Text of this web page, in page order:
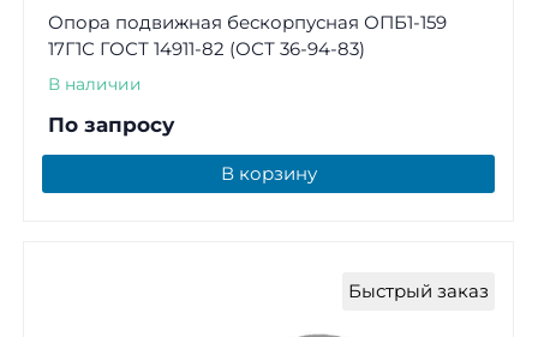
Опора подвижная бескорпусная ОПБ1-159
17Г1С ГОСТ 14911-82 (ОСТ 36-94-83)
В наличии
По запросу
В корзину
Быстрый заказ